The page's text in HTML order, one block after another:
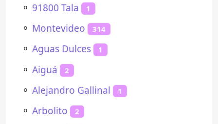
⚬ 91800 Tala 1
⚬ Montevideo 314
⚬ Aguas Dulces 1
⚬ Aiguá 2
⚬ Alejandro Gallinal 1
⚬ Arbolito 2